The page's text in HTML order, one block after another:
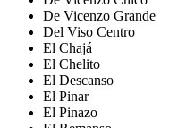
De Vicenzo Grande
Del Viso Centro
El Chajá
El Chelito
El Descanso
El Pinar
El Pinazo